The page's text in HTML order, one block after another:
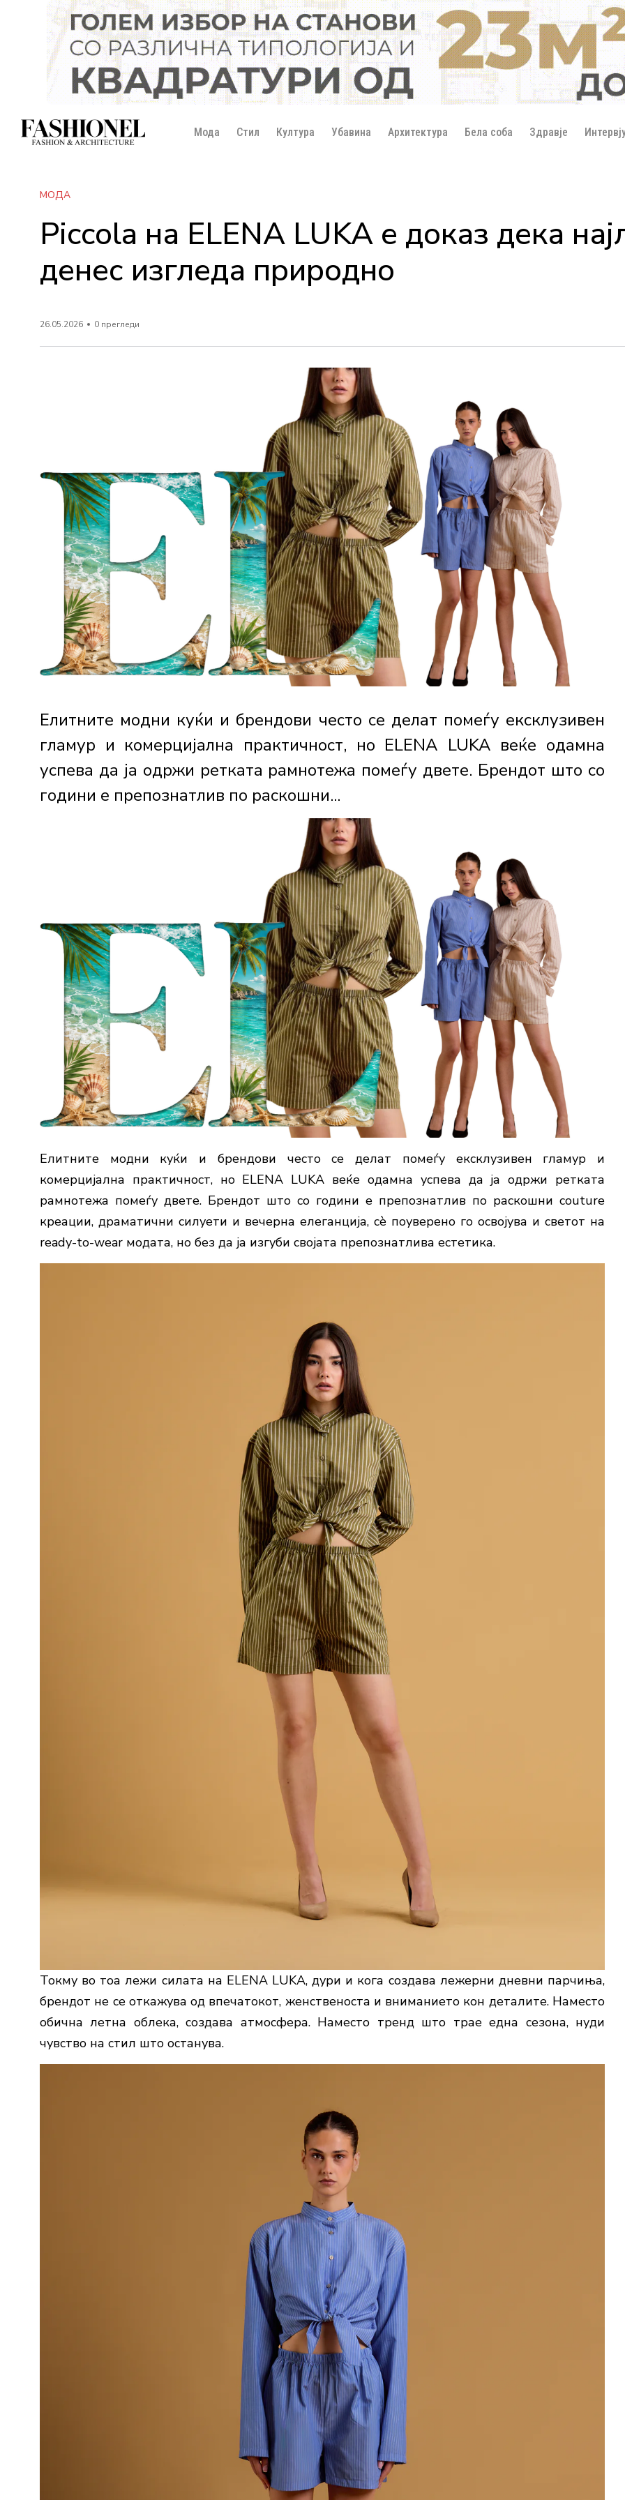
Мода Стил Култура Убавина Архитектура Бела соба Здравје
МОДА
Piccola на ELENA LUKA е доказ дека
денес изгледа природно
26.05.2026 0 прегледи
Елитните модни куќи и брендови често се делат помеѓу ексклузивен
гламур и комерцијална практичност, но ELENA LUKA веќе одамна
успева да ја одржи ретката рамнотежа помеѓу двете. Брендот што со
години е препознатлив по раскошни...
Елитните модни куќи и брендови често се делат помеѓу ексклузивен гламур и
комерцијална практичност, но ELENA LUKA веќе одамна успева да ја одржи ретката
рамнотежа помеѓу двете. Брендот што со години е препознатлив по раскошни couture
креации, драматични силуети и вечерна елеганција, сè поуверено го освојува и светот на
ready-to-wear модата, но без да ја изгуби својата препознатлива естетика.
Токму во тоа лежи силата на ELENA LUKA, дури и кога создава лежерни дневни парчиња,
брендот не се откажува од впечатокот, женственоста и вниманието кон деталите. Наместо
обична летна облека, создава атмосфера. Наместо тренд што трае една сезона, нуди
чувство на стил што останува.